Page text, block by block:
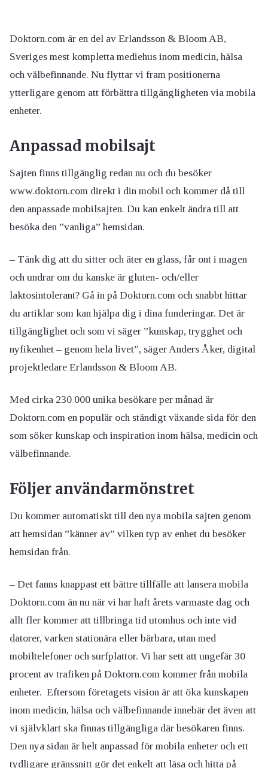
Doktorn.com är en del av Erlandsson & Bloom AB,
Sveriges mest kompletta mediehus inom medicin, hälsa
och välbefinnande. Nu flyttar vi fram positionerna
ytterligare genom att förbättra tillgängligheten via mobila
enheter.
Anpassad mobilsajt
Sajten finns tillgänglig redan nu och du besöker
www.doktorn.com direkt i din mobil och kommer då till
den anpassade mobilsajten. Du kan enkelt ändra till att
besöka den ”vanliga” hemsidan.
– Tänk dig att du sitter och äter en glass, får ont i magen
och undrar om du kanske är gluten- och/eller
laktosintolerant? Gå in på Doktorn.com och snabbt hittar
du artiklar som kan hjälpa dig i dina funderingar. Det är
tillgänglighet och som vi säger ”kunskap, trygghet och
nyfikenhet – genom hela livet”, säger Anders Åker, digital
projektledare Erlandsson & Bloom AB.
Med cirka 230 000 unika besökare per månad är
Doktorn.com en populär och ständigt växande sida för den
som söker kunskap och inspiration inom hälsa, medicin och
välbefinnande.
Följer användarmönstret
Du kommer automatiskt till den nya mobila sajten genom
att hemsidan ”känner av” vilken typ av enhet du besöker
hemsidan från.
– Det fanns knappast ett bättre tillfälle att lansera mobila
Doktorn.com än nu när vi har haft årets varmaste dag och
allt fler kommer att tillbringa tid utomhus och inte vid
datorer, varken stationära eller bärbara, utan med
mobiltelefoner och surfplattor. Vi har sett att ungefär 30
procent av trafiken på Doktorn.com kommer från mobila
enheter. Eftersom företagets vision är att öka kunskapen
inom medicin, hälsa och välbefinnande innebär det även att
vi självklart ska finnas tillgängliga där besökaren finns.
Den nya sidan är helt anpassad för mobila enheter och ett
tydligare gränssnitt gör det enkelt att läsa och hitta på